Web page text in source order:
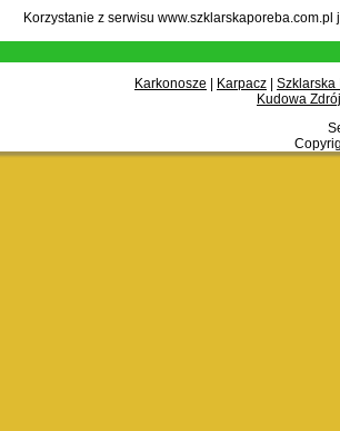
Korzystanie z serwisu
Karkonosze Karpacz
Szklarska
Kudowa